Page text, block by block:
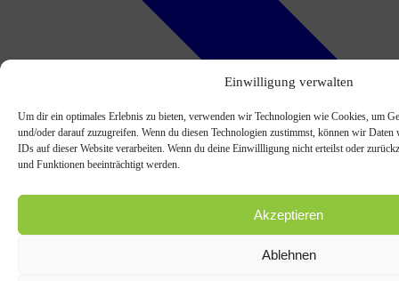
Einwilligung verwalten
Um dir ein optimales Erlebnis zu bieten, verwenden wir Technologien wie Cookies, um
und/oder darauf zuzugreifen. Wenn du diesen Technologien zustimmst, können wir
IDs auf dieser Website verarbeiten. Wenn du deine Einwillligung nicht erteilst oder
und Funktionen beeinträchtigt werden.
Akzeptieren
Ablehnen